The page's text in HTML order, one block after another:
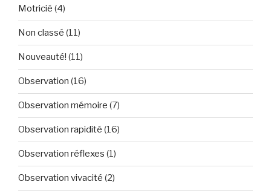
Motricié (4)
Non classé (11)
Nouveauté! (11)
Observation (16)
Observation mémoire (7)
Observation rapidité (16)
Observation réflexes (1)
Observation vivacité (2)